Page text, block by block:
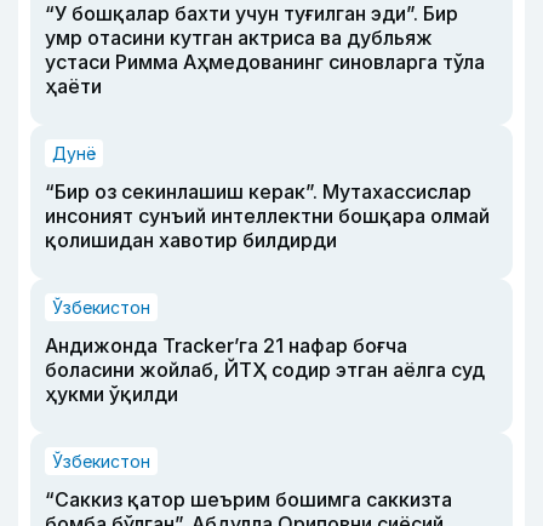
“У бошқалар бахти учун туғилган эди”. Бир
умр отасини кутган актриса ва дубльяж
устаси Римма Аҳмедованинг синовларга тўла
ҳаёти
Дунё
“Бир оз секинлашиш керак”. Мутахассислар
инсоният сунъий интеллектни бошқара олмай
қолишидан хавотир билдирди
Ўзбекистон
Андижонда Tracker’га 21 нафар боғча
боласини жойлаб, ЙТҲ содир этган аёлга суд
ҳукми ўқилди
Ўзбекистон
“Саккиз қатор шеърим бошимга саккизта